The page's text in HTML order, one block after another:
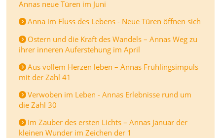
Annas neue Türen im Juni
Anna im Fluss des Lebens - Neue Türen öffnen sich
Ostern und die Kraft des Wandels – Annas Weg zu
ihrer inneren Auferstehung im April
Aus vollem Herzen leben – Annas Frühlingsimpuls
mit der Zahl 41
Verwoben im Leben - Annas Erlebnisse rund um
die Zahl 30
Im Zauber des ersten Lichts – Annas Januar der
kleinen Wunder im Zeichen der 1